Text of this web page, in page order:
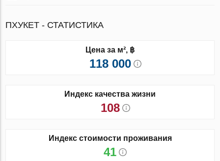
ПХУКЕТ - СТАТИСТИКА
Цена за м², ฿
118 000
Индекс качества жизни
108
Индекс стоимости проживания
41